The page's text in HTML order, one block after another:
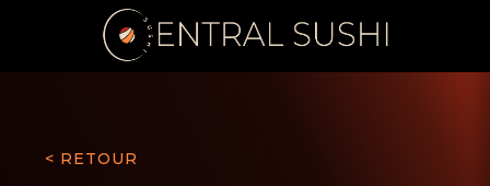
< RETOUR